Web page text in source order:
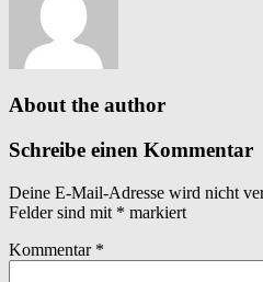
About the author
Schreibe einen Kommentar
Deine E-Mail-Adresse wird nicht
Felder sind mit * markiert
Kommentar *